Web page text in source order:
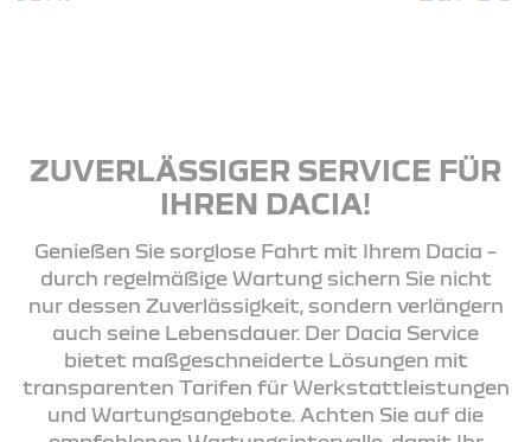
ZUVERLÄSSIGER SERVICE FÜR
IHREN DACIA!
Genießen Sie sorglose Fahrt mit Ihrem Dacia –
durch regelmäßige Wartung sichern Sie nicht
nur dessen Zuverlässigkeit, sondern verlängern
auch seine Lebensdauer. Der Dacia Service
bietet maßgeschneiderte Lösungen mit
transparenten Tarifen für Werkstattleistungen
und Wartungsangebote. Achten Sie auf die